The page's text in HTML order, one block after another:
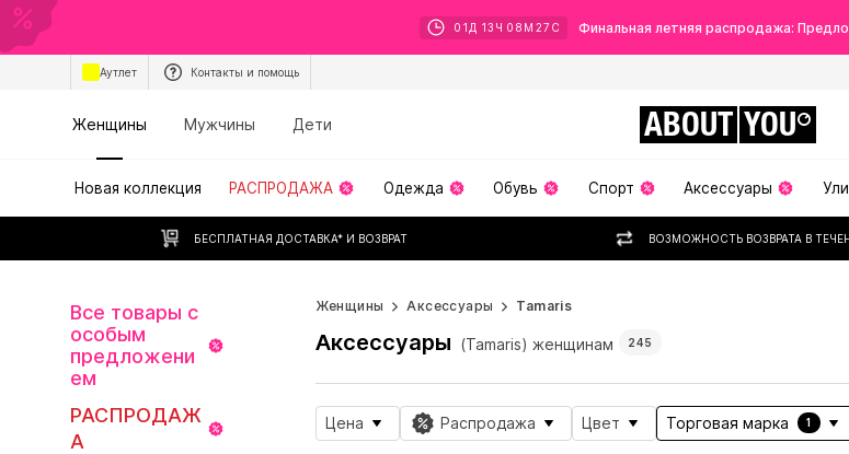
01 Д 13 Ч 08 М 26 С Финальная летняя распродажа:
Аутлет Контакты и помощь
Женщины Мужчины Дети ABOUT YOU
Новая коллекция РАСПРОДАЖА Одежда Обувь Спорт Аксессуары
БЕСПЛАТНАЯ ДОСТАВКА* И ВОЗВРАТ ВОЗМОЖНОСТЬ ВОЗВРАТА В
Все товары с
особым
предложени
ем
РАСПРОДАЖ
А
Женщины Аксессуары Tamaris
Аксессуары (Tamaris) женщинам 245
Цена Распродажа Цвет Торговая марка 1